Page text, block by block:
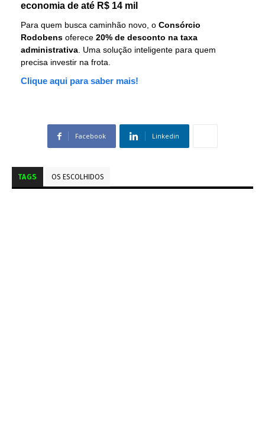
economia de até R$ 14 mil
Para quem busca caminhão novo, o Consórcio
Rodobens oferece 20% de desconto na taxa
administrativa . Uma solução inteligente para quem
precisa investir na frota.
Clique aqui para saber mais!
Facebook Linkedin
TAGS OS ESCOLHIDOS